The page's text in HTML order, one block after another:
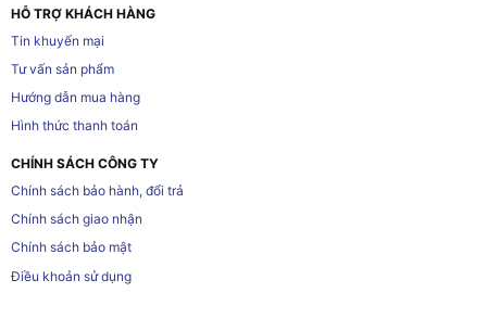
HỖ TRỢ KHÁCH HÀNG
Tin khuyến mại
Tư vấn sản phẩm
Hướng dẫn mua hàng
Hình thức thanh toán
CHÍNH SÁCH CÔNG TY
Chính sách bảo hành, đổi trả
Chính sách giao nhận
Chính sách bảo mật
Điều khoản sử dụng